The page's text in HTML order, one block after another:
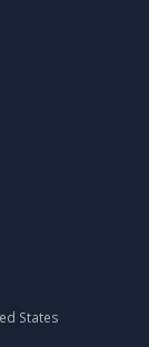
States